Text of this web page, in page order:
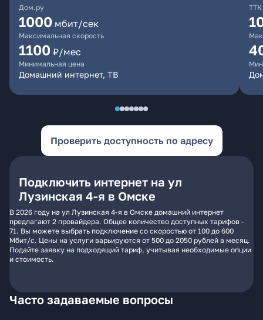
Дом.ру
1000 мбит/сек
Максимальная скорость
1100 ₽/мес
Минимальная цена
Домашний интернет, ТВ
ТТК
Проверить доступность по адресу
Подключить интернет на ул
Лузинская 4-я в Омске
В 2026 году на ул Лузинская 4-я в Омске домашний интернет
предлагают 2 провайдера. Общее количество доступных тарифов -
71. Вы можете выбрать подключение со скоростью от 100 до 600
Мбит/с. Цены на услуги варьируются от 500 до 2050 рублей в месяц.
Подайте заявку на подходящий тариф, учитывая необходимые опции
и стоимость.
Часто задаваемые вопросы